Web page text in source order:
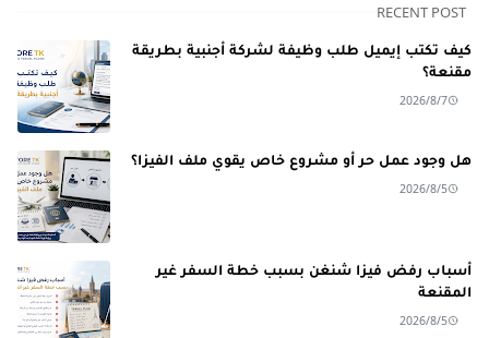
RECENT POST
كيف تكتب إيميل طلب وظيفة لشركة أجنبية بطريقة
مقنعة؟
2026/8/7
هل وجود عمل حر أو مشروع خاص يقوي ملف الفيزا؟
2026/8/5
أسباب رفض فيزا شنغن بسبب خطة السفر غير
المقنعة
2026/8/5